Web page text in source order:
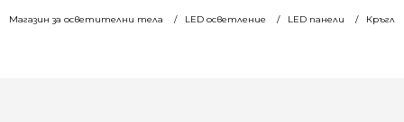
Магазин за осветителни тела LED осветление LED панели